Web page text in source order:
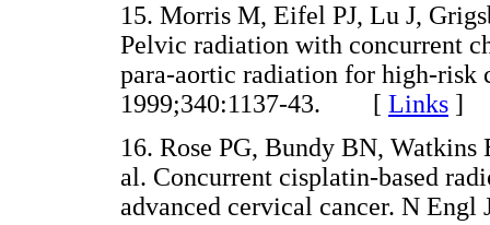
15. Morris M, Eifel PJ, Lu J,
Pelvic radiation with concurrent
para-aortic radiation for high-risk
1999;340:1137-43. [ Links ]
16. Rose PG, Bundy BN,
al. Concurrent cisplatin-based
advanced cervical cancer. N